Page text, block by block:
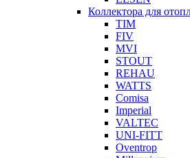
Коллектора для
TIM
FIV
MVI
STOUT
REHAU
WATTS
Comisa
Imperial
VALTEC
UNI-FITT
Oventrop